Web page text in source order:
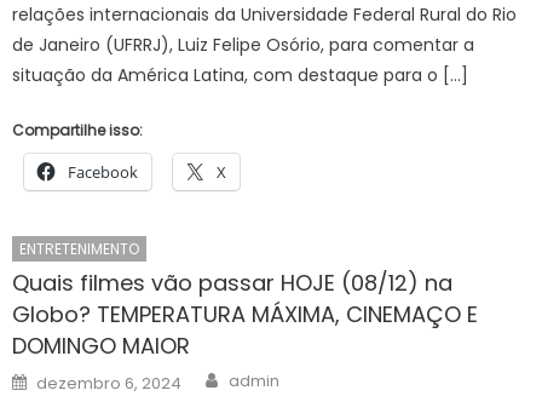
relações internacionais da Universidade Federal Rural do Rio
de Janeiro (UFRRJ), Luiz Felipe Osório, para comentar a
situação da América Latina, com destaque para o […]
Compartilhe isso:
Facebook X
ENTRETENIMENTO
Quais filmes vão passar HOJE (08/12) na
Globo? TEMPERATURA MÁXIMA, CINEMAÇO E
DOMINGO MAIOR
Posted
dezembro 6, 2024 Author
admin